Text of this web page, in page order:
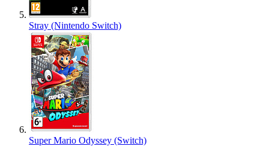
Stray (Nintendo Switch)
Super Mario Odyssey (Switch)